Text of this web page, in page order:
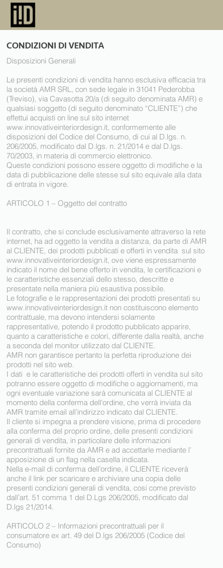
CONDIZIONI DI VENDITA
Disposizioni Generali
Le presenti condizioni di vendita hanno esclusiva efficacia tra
la società AMR SRL, con sede legale in 31041 Pederobba
(Treviso), via Cavasotta 20/a (di seguito denominata AMR) e
qualsiasi soggetto (di seguito denominato “CLIENTE”) che
effettui acquisti on line sul sito internet
www.innovativeinteriordesign.it, conformemente alle
disposizioni del Codice del Consumo, di cui al D.lgs. n.
206/2005, modificato dal D.lgs. n. 21/2014 e dal D.lgs.
70/2003, in materia di commercio elettronico.
Queste condizioni possono essere oggetto di modifiche e la
data di pubblicazione delle stesse sul sito equivale alla data
di entrata in vigore.
ARTICOLO 1 – Oggetto del contratto
Il contratto, che si conclude esclusivamente attraverso la rete
internet, ha ad oggetto la vendita a distanza, da parte di AMR
al CLIENTE, dei prodotti pubblicati e offerti in vendita sul sito
www.innovativeinteriordesign.it, ove viene espressamente
indicato il nome del bene offerto in vendita, le certificazioni e
le caratteristiche essenziali dello stesso, descritte e
presentate nella maniera più esaustiva possibile.
Le fotografie e le rappresentazioni dei prodotti presentati su
www.innovativeinteriordesign.itnon costituiscono elemento
contrattuale, ma devono intendersi solamente
rappresentative, potendo il prodotto pubblicato apparire,
quanto a caratteristiche e colori, differente dalla realtà, anche
a seconda del monitor utilizzato dal CLIENTE.
AMR non garantisce pertanto la perfetta riproduzione dei
prodotti nel sito web.
I dati e le caratteristiche dei prodotti offerti in vendita sul sito
potranno essere oggetto di modifiche o aggiornamenti, ma
ogni eventuale variazione sarà comunicata al CLIENTE al
momento della conferma dell'ordine, che verrà inviata da
AMR tramite email all’indirizzo indicato dal CLIENTE.
Il cliente si impegna a prendere visione, prima di procedere
alla conferma del proprio ordine, delle presenti condizioni
generali di vendita, in particolare delle informazioni
precontrattuali fornite da AMR e ad accettarle mediante l’
apposizione di un flag nella casella indicata.
Nella e-mail di conferma dell’ordine, il CLIENTE riceverà
anche il link per scaricare e archiviare una copia delle
presenti condizioni generali di vendita, cosi come previsto
dall’art. 51 comma 1 del D.Lgs 206/2005, modificato dal
D.lgs 21/2014.
ARTICOLO 2 – Informazioni precontrattuali per il
consumatore ex art. 49 del D.lgs 206/2005 (Codice del
Consumo)